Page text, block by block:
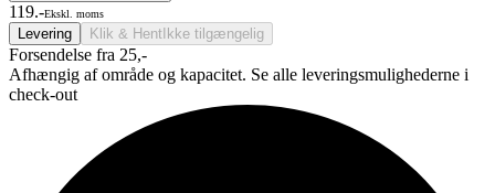
119.-Ekskl. moms
Levering Klik & Hent Ikke tilgængelig
Forsendelse fra 25,-
Afhængig af område og kapacitet. Se alle leveringsmulighederne i
check-out